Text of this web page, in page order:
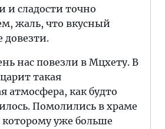
и сладости точно
жаль, что вкусный
довезти.
нас повезли в Мцхету. В
такая
атмосфера, как будто
Помолились в храме
уже больше